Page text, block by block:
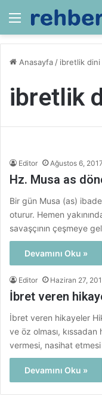
Menü
Anasayfa / ibretlik
ibretlik
Editor Ağustos 6, 2017
Hz. Musa as
Bir gün Musa (as)
oturur. Hemen
savaşçının çeşmeye
Devamını Oku »
Editor Haziran 27,
İbret veren
İbret veren hikayeler
ve öz olması,
vermesi, nasihat
Devamını Oku »